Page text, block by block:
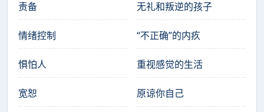
责备 无礼和叛逆的孩子
情绪控制 “不正确”的内疚
惧怕人 重视感觉的生活
宽恕 原谅你自己